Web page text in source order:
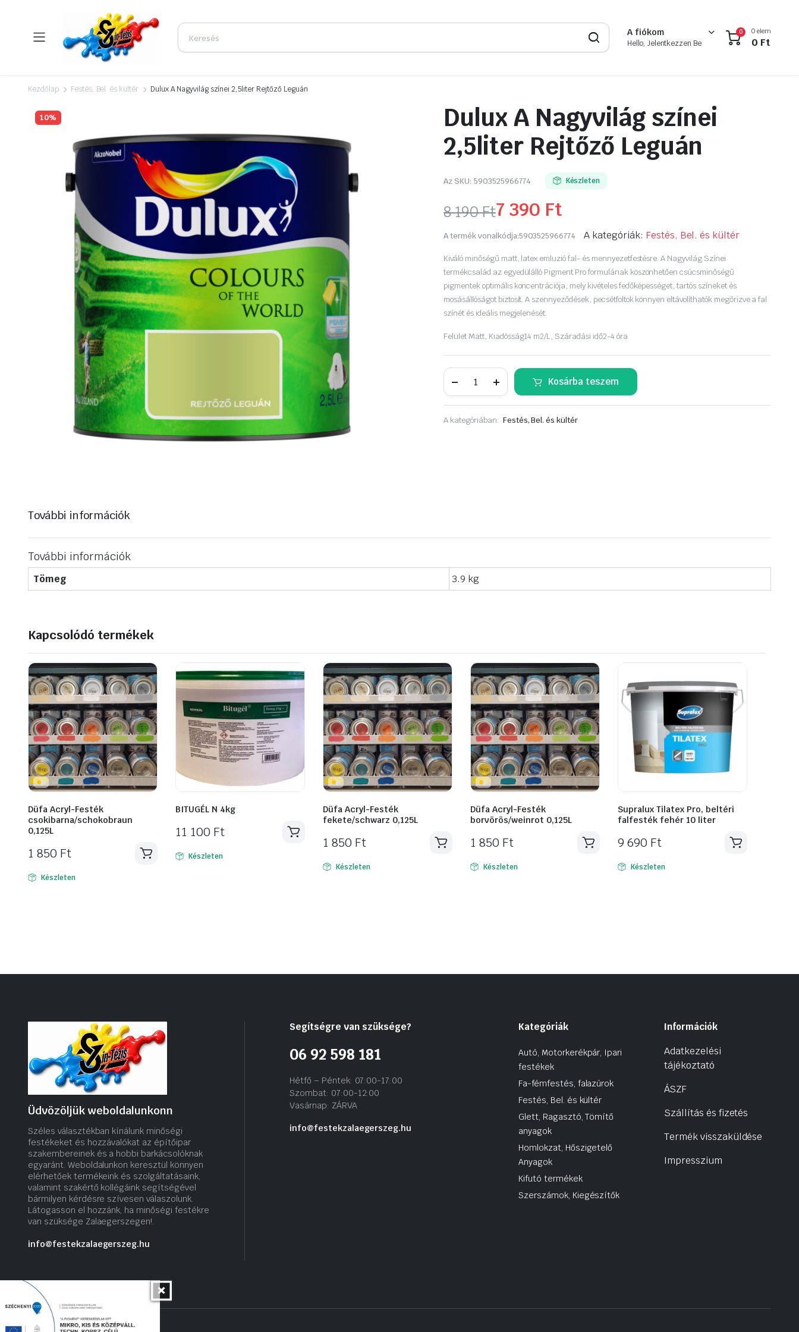
A fiókom
Hello, Jelentkezzen Be
0 0 elem
0 Ft
Kezdőlap Festés, Bel. és kültér Dulux A Nagyvilág színei 2,5liter Rejtőző Leguán
10%
Dulux A Nagyvilág színei
2,5liter Rejtőző Leguán
Az SKU: 5903525966774 Készleten
8 190Ft
Original
price
was:
8
7 390 Ft
Current
price
is:
7
A termék vonalkódja:5903525966774 A kategóriák: Festés, Bel. és kültér
Kiváló minőségű matt, latex emluzió fal- és mennyezetfestésre. A Nagyvilág Színei
termékcsalád az egyedülálló Pigment Pro formulának köszönhetően csúcsminőségű
pigmentek optimális koncentrációja, mely kivételes fedőképességet, tartós színeket és
mosásállóságot biztosít. A szennyeződések, pecsétfoltok könnyen eltávolíthatók megőrizve a fal
színét és ideális megjelenését.
Felület Matt, Kiadósság14 m2/L, Száradási idő2-4 óra
színei
Rejtőző
Kosárba teszem
A kategóriában: Festés, Bel. és kültér
További információk
További információk
Tömeg 3.9 kg
Kapcsolódó termékek
Düfa Acryl-Festék
csokibarna/schokobraun
0,125L
1 850 Ft
Készleten
BITUGÉL N 4kg
11 100 Ft
Készleten
Düfa Acryl-Festék
fekete/schwarz 0,125L
1 850 Ft
Készleten
Düfa Acryl-Festék
borvörös/weinrot 0,125L
1 850 Ft
Készleten
Supralux Tilatex Pro, beltéri
falfesték fehér 10 liter
9 690 Ft
Készleten
Üdvözöljük weboldalunkonn
Széles választékban kínálunk minőségi
festékeket és hozzávalókat az építőipar
szakembereinek és a hobbi barkácsolóknak
egyaránt. Weboldalunkon keresztül könnyen
elérhetőek termékeink és szolgáltatásaink,
valamint szakértő kollégáink segítségével
bármilyen kérdésre szívesen válaszolunk.
Látogasson el hozzánk, ha minőségi festékre
van szüksége Zalaegerszegen!.
info@festekzalaegerszeg.hu
Segítségre van szüksége?
06 92 598 181
Hétfő – Péntek: 07:00-17:00
Szombat: 07:00-12:00
Vasárnap: ZÁRVA
info@festekzalaegerszeg.hu
Kategóriák
Autó, Motorkerékpár, Ipari
festékek
Fa-fémfestés, falazúrok
Festés, Bel. és kültér
Glett, Ragasztó, Tömítő
anyagok
Homlokzat, Hőszigetelő
Anyagok
Kifutó termékek
Szerszámok, Kiegészítők
Információk
Adatkezelési
tájékoztató
ÁSZF
Szállítás és fizetés
Termék visszaküldése
Impresszium